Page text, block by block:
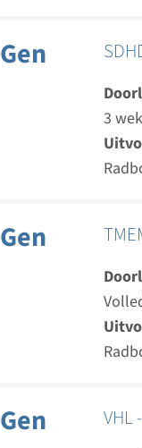
Gen
3
Gen
Gen VHL